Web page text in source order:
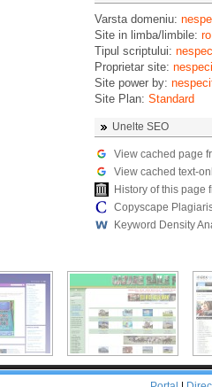
Varsta domeniu:
Site in limba/limbile: ro
Tipul scriptului:
Proprietar site:
Site power by:
Site Plan: Standard
Unelte SEO
View cached page
View cached text-
History of this page
Copyscape
Keyword Density